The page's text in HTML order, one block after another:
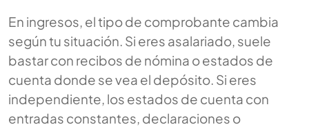
En ingresos, el tipo de comprobante cambia
según tu situación. Si eres asalariado, suele
bastar con recibos de nómina o estados de
cuenta donde se vea el depósito. Si eres
independiente, los estados de cuenta con
entradas constantes, declaraciones o